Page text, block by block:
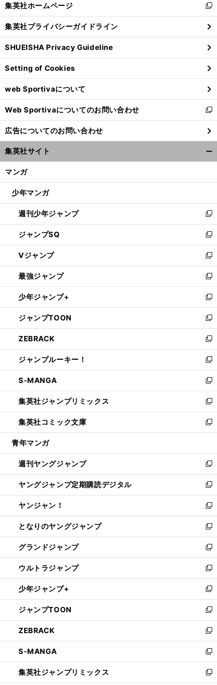
閉
る
集英社ホームページ
新
し
い
ウ
ィ
ン
ド
ウ
で
開
く
集英社プライバシーガイドライン
SHUEISHA Privacy Guideline
Setting of Cookies
web Sportivaについて
Web Sportivaについてのお問い合わせ
新
し
い
ウ
ィ
ン
ウ
開
く
広告についてのお問い合わせ
集英社サイト
マンガ
少年マンガ
週刊少年ジャンプ
新
し
い
ウ
ィ
ン
ド
ウ
で
開
く
ジャンプSQ
新
し
い
ウ
ィ
ン
ド
ウ
で
開
く
Vジャンプ
新
し
い
ウ
ィ
ン
ド
ウ
で
開
く
最強ジャンプ
新
し
い
ウ
ィ
ン
ド
ウ
で
開
く
少年ジャンプ+
新
し
い
ウ
ィ
ン
ド
ウ
で
開
く
ジャンプTOON
新
し
い
ウ
ィ
ン
ド
ウ
で
開
く
ZEBRACK
新
し
い
ウ
ィ
ン
ド
ウ
で
開
ジャンプルーキー！
新
し
い
ウ
ィ
ン
ド
ウ
開
く
S-MANGA
新
し
い
ウ
ィ
ン
ウ
で
開
く
集英社ジャンプリミックス
新
し
い
ウ
ン
ド
ウ
で
開
く
集英社コミック文庫
新
し
ウ
ィ
ン
ド
ウ
で
開
く
青年マンガ
週刊ヤングジャンプ
新
し
い
ウ
ィ
ン
ド
ウ
で
開
く
ヤングジャンプ定期購読デジタル
新
し
い
ウ
ィ
ン
ド
ウ
で
開
く
ヤンジャン！
新
し
い
ウ
ィ
ン
ド
ウ
で
開
く
となりのヤングジャンプ
新
し
い
ウ
ィ
ン
ド
ウ
で
開
く
グランドジャンプ
新
し
い
ウ
ィ
ン
ド
ウ
で
開
く
ウルトラジャンプ
新
し
い
ウ
ィ
ン
ド
ウ
で
開
く
少年ジャンプ+
新
し
い
ウ
ィ
ン
ド
ウ
で
開
ジャンプTOON
新
し
い
ウ
ィ
ン
ド
ウ
ZEBRACK
新
し
い
ウ
ィ
S-MANGA
新
し
い
集英社ジャンプリミックス
新